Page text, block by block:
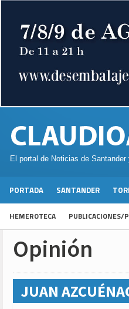
El portal de Noticias de Santander
PORTADA SANTANDER
HEMEROTECA PUBLICACIONES/
Opinión
JUAN